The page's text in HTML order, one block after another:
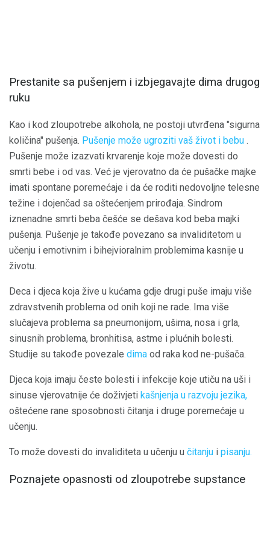
Prestanite sa pušenjem i izbjegavajte dima drugog
ruku
Kao i kod zloupotrebe alkohola, ne postoji utvrđena "sigurna
količina" pušenja. Pušenje može ugroziti vaš život i bebu .
Pušenje može izazvati krvarenje koje može dovesti do
smrti bebe i od vas. Već je vjerovatno da će pušačke majke
imati spontane poremećaje i da će roditi nedovoljne telesne
težine i dojenčad sa oštećenjem prirođaja. Sindrom
iznenadne smrti beba češće se dešava kod beba majki
pušenja. Pušenje je takođe povezano sa invaliditetom u
učenju i emotivnim i bihejvioralnim problemima kasnije u
životu.
Deca i djeca koja žive u kućama gdje drugi puše imaju više
zdravstvenih problema od onih koji ne rade. Ima više
slučajeva problema sa pneumonijom, ušima, nosa i grla,
sinusnih problema, bronhitisa, astme i plućnih bolesti.
Studije su takođe povezale dima od raka kod ne-pušača.
Djeca koja imaju česte bolesti i infekcije koje utiču na uši i
sinuse vjerovatnije će doživjeti kašnjenja u razvoju jezika,
oštećene rane sposobnosti čitanja i druge poremećaje u
učenju.
To može dovesti do invaliditeta u učenju u čitanju i pisanju.
Poznajete opasnosti od zloupotrebe supstance